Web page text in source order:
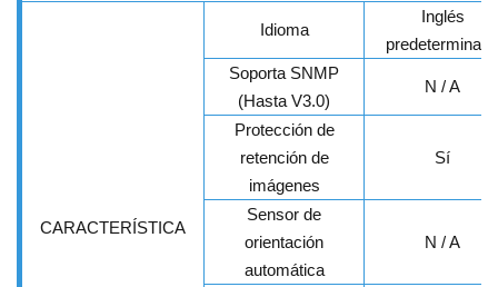
CARACTERÍSTICA
Idioma
Inglés
predeterminado
Soporta SNMP
(Hasta V3.0)
N / A
Protección de
retención de
imágenes
Sí
Sensor de
orientación
automática
N / A